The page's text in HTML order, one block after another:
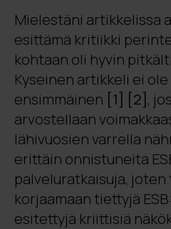
Mielestäni artikkelissa
esittämä kritiikki
kohtaan oli hyvin
Kyseinen artikkeli ei
ensimmäinen [1] [2] ,
arvostellaan
lähivuosien varrella
erittäin onnistuneita
palveluratkaisuja, joten
korjaamaan tiettyjä
esitettyjä kriittisiä